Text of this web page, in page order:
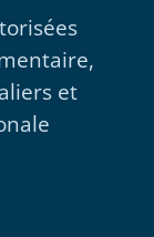
et